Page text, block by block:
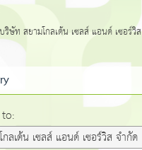
ริษัท สยามโกลเด้น เซลส์ แอนด์ เซอร์วิ